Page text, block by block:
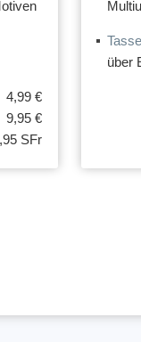
4,99 €
9,95 €
SFr
über